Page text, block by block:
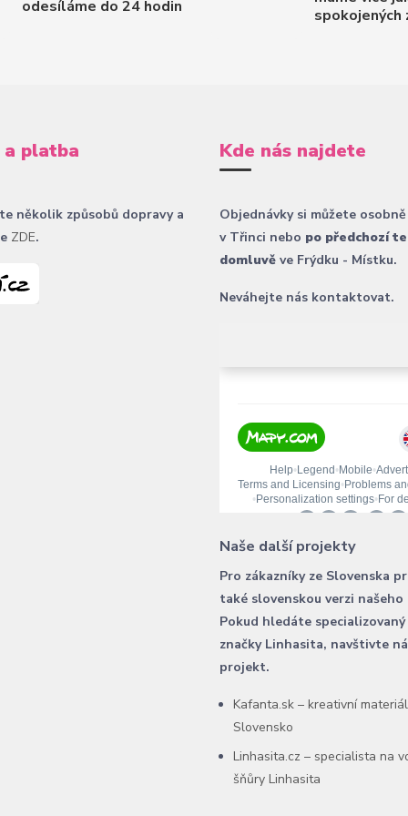
odesíláme do 24 hodin
spokojených
platba
několik způsobů dopravy a
ZDE.
Kde nás najdete
Objednávky si můžete
v Třinci nebo po předchozí
domluvě ve Frýdku - Místku.
Neváhejte nás kontaktovat.
Naše další projekty
Pro zákazníky ze Slovenska
také slovenskou verzi našeho
Pokud hledáte
značky Linhasita, navštivte
projekt.
Kafanta.sk – kreativní
Slovensko
Linhasita.cz – specialista na
šňůry Linhasita